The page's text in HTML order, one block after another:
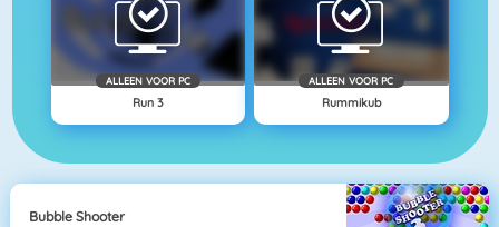
ALLEEN VOOR PC
Run 3
ALLEEN VOOR PC
Rummikub
Bubble Shooter